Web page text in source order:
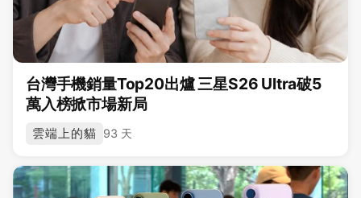
台灣手機銷量Top20出爐 三星S26 Ultra破5
萬入榜掀市場新局
雲端上的貓 93 天